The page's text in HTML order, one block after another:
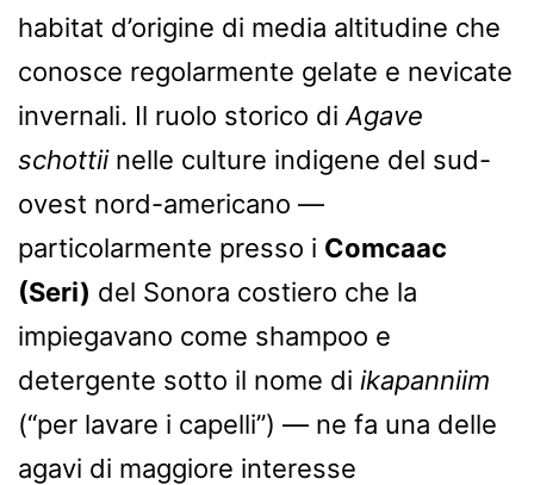
habitat d’origine di media altitudine che
conosce regolarmente gelate e nevicate
invernali. Il ruolo storico di Agave
schottiinelle culture indigene del sud-
ovest nord-americano —
particolarmente presso i Comcaac
(Seri) del Sonora costiero che la
impiegavano come shampoo e
detergente sotto il nome di ikapanniim
(“per lavare i capelli”) — ne fa una delle
agavi di maggiore interesse